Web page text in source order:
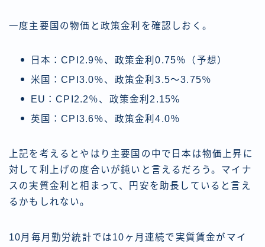
一度主要国の物価と政策金利を確認しおく。
日本：CPI2.9％、政策金利0.75％（予想）
米国：CPI3.0％、政策金利3.5〜3.75％
EU：CPI2.2％、政策金利2.15%
英国：CPI3.6％、政策金利4.0％
上記を考えるとやはり主要国の中で日本は物価上昇に
対して利上げの度合いが鈍いと言えるだろう。マイナ
スの実質金利と相まって、円安を助長していると言え
るかもしれない。
10月毎月勤労統計では10ヶ月連続で実質賃金がマイ